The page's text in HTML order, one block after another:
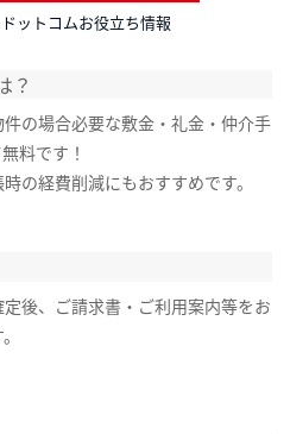
ットコムお役立ち情報
？
の場合必要な敷金・礼金・仲介手
料です！
の経費削減にもおすすめです。
後、ご請求書・ご利用案内等をお